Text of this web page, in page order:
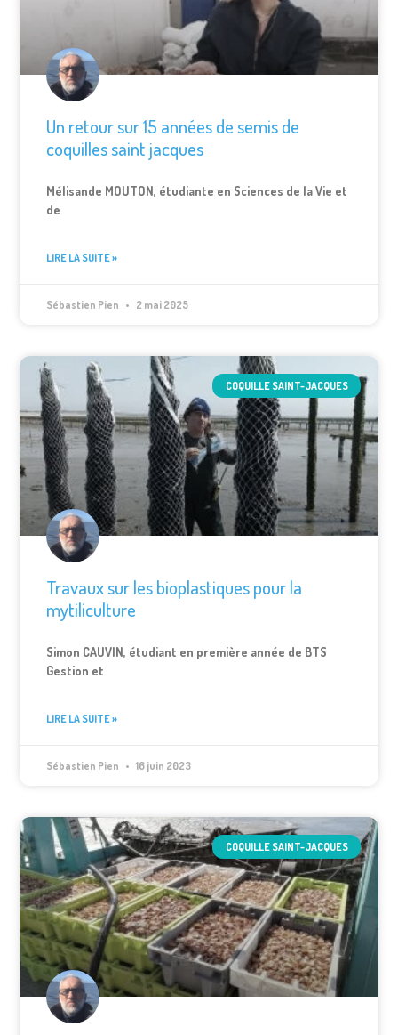
Un retour sur 15 années de semis de
coquilles saint jacques
Mélisande MOUTON, étudiante en Sciences de la Vie et
de
LIRE LA SUITE »
Sébastien Pien 2 mai 2025
COQUILLE SAINT-JACQUES
Travaux sur les bioplastiques pour la
mytiliculture
Simon CAUVIN, étudiant en première année de BTS
Gestion et
LIRE LA SUITE »
Sébastien Pien 16 juin 2023
COQUILLE SAINT-JACQUES